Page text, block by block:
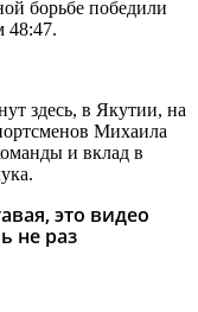
борьбе победили
48:47.
здесь, в Якутии, на
Михаила
и вклад в
это видео
не раз